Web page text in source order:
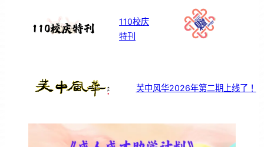
110校庆
特刊
芙中风华2026年第二期上线了！